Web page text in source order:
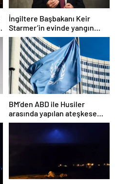
İngiltere Başbakanı Keir
Starmer’in evinde yangın
çıktı
BM’den ABD ile Husiler
arasında yapılan ateşkese
ilişkin değerlendirme